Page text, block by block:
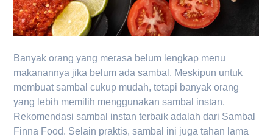
Banyak orang yang merasa belum lengkap menu
makanannya jika belum ada sambal. Meskipun untuk
membuat sambal cukup mudah, tetapi banyak orang
yang lebih memilih menggunakan sambal instan.
Rekomendasi sambal instan terbaik adalah dari Sambal
Finna Food. Selain praktis, sambal ini juga tahan lama